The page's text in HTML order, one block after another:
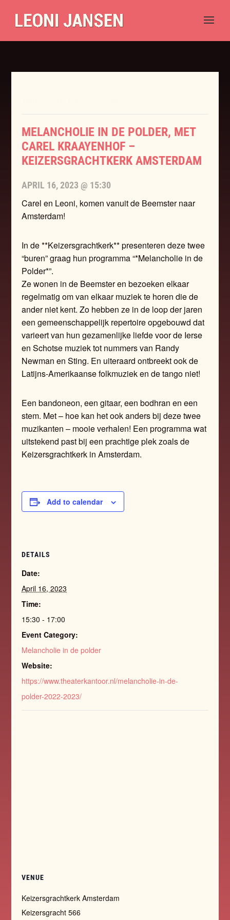
MELANCHOLIE IN DE POLDER, MET
CAREL KRAAYENHOF –
KEIZERSGRACHTKERK AMSTERDAM
APRIL 16, 2023 @ 15:30
Carel en Leoni, komen vanuit de Beemster naar
Amsterdam!
In de **Keizersgrachtkerk** presenteren deze twee
“buren” graag hun programma “*Melancholie in de
Polder*”.
Ze wonen in de Beemster en bezoeken elkaar
regelmatig om van elkaar muziek te horen die de
ander niet kent. Zo hebben ze in de loop der jaren
een gemeenschappelijk repertoire opgebouwd dat
varieert van hun gezamenlijke liefde voor de Ierse
en Schotse muziek tot nummers van Randy
Newman en Sting. En uiteraard ontbreekt ook de
Latijns-Amerikaanse folkmuziek en de tango niet!
Een bandoneon, een gitaar, een bodhran en een
stem. Met – hoe kan het ook anders bij deze twee
muzikanten – mooie verhalen! Een programma wat
uitstekend past bij een prachtige plek zoals de
Keizersgrachtkerk in Amsterdam.
Add to calendar
DETAILS
Date:
April 16, 2023
Time:
15:30 - 17:00
Event Category:
Melancholie in de polder
Website:
https://www.theaterkantoor.nl/melancholie-in-de-
polder-2022-2023/
VENUE
Keizersgrachtkerk Amsterdam
Keizersgracht 566